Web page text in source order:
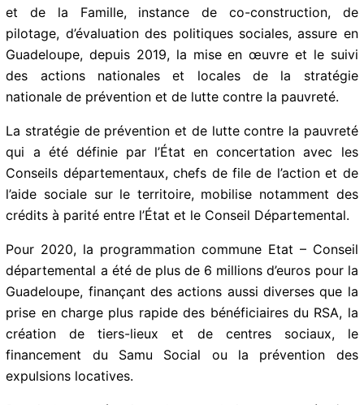
Sociale et de la Famille, instance de co-construction,
de pilotage, d’évaluation des politiques sociales,
assure en Guadeloupe, depuis 2019, la mise en œuvre
et le suivi des actions nationales et locales de la
stratégie nationale de prévention et de lutte contre la
La stratégie de prévention et de lutte contre la
pauvreté qui a été définie par l’État en concertation
avec les Conseils départementaux, chefs de file de
l’action et de l’aide sociale sur le territoire, mobilise
Conseil Départemental.
Pour 2020, la programmation commune Etat – Conseil
départemental a été de plus de 6 millions d’euros pour
la Guadeloupe, finançant des actions aussi diverses
que la prise en charge plus rapide des bénéficiaires du
RSA, la création de tiers-lieux et de centres sociaux, le